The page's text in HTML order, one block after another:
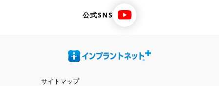
公式SNS
サイトマップ